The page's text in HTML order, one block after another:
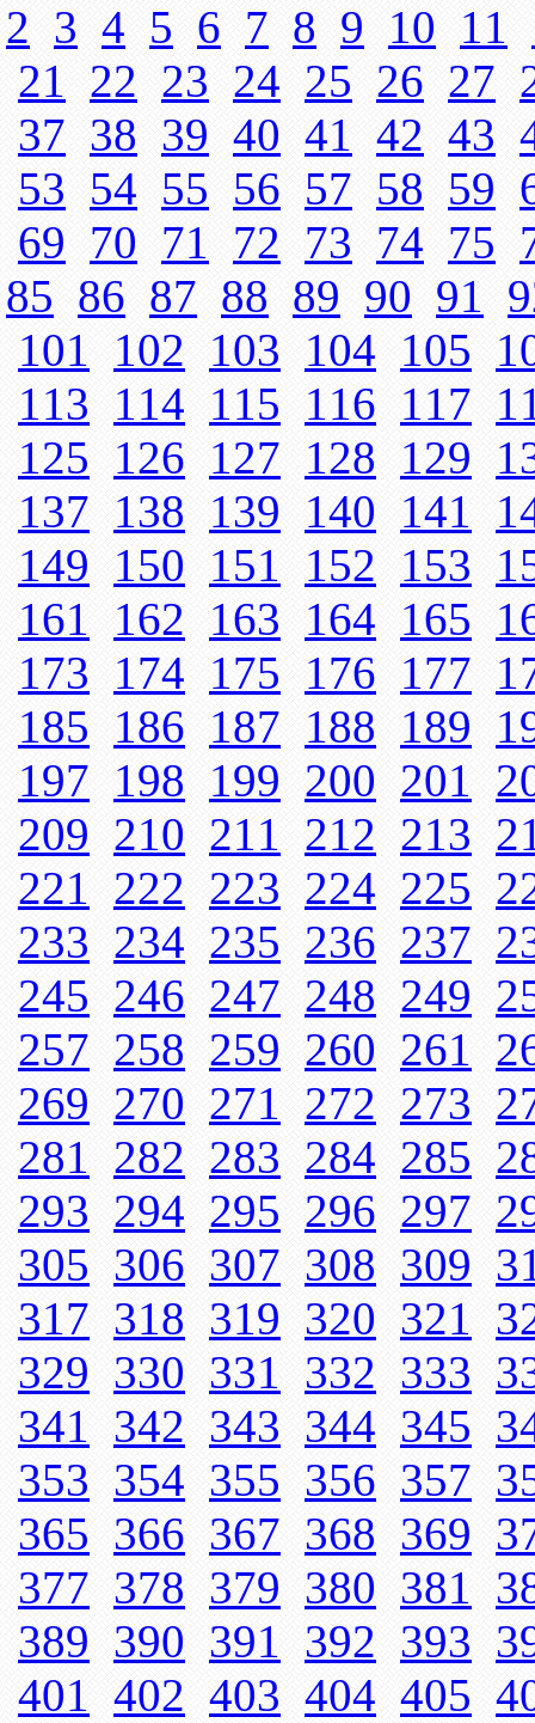
2 3 4 5 6 7 8 9 10 11
21 22 23 24 25 26 27
37 38 39 40 41 42 43
53 54 55 56 57 58 59
69 70 71 72 73 74 75
85 86 87 88 89 90 91
101
102 103 104 105
113 114 115 116 117
125 126 127 128 129
137 138 139 140 141
149 150 151 152 153
161
162 163 164 165
173 174 175 176 177
185 186 187 188 189
197 198 199 200 201
209 210 211 212 213
221 222 223 224 225
233 234 235 236 237
245 246 247 248 249
257 258 259 260 261
269 270 271 272 273
281 282 283 284 285
293 294 295 296 297
305 306 307 308 309
317 318 319 320 321
329 330 331 332 333
341 342 343 344 345
353 354 355 356 357
365 366 367 368 369
377 378 379 380 381
389 390 391 392 393
401 402 403 404 405